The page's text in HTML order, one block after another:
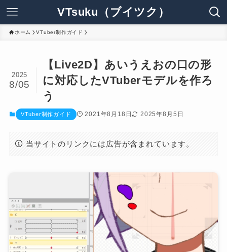
VTsuku（ブイツク）
ホーム VTuber制作ガイド
【Live2D】あいうえおの口の形
に対応したVTuberモデルを作ろ
う
2025
8/05
VTuber制作ガイド 2021年8月18日 2025年8月5日
当サイトのリンクには広告が含まれています。